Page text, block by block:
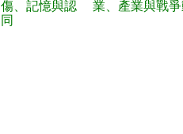
傷、記憶與認
同
業、產業與戰